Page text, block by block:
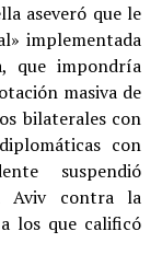
aseveró que le
implementada
que impondría
masiva de
bilaterales con
con
suspendió
Aviv contra la
los que calificó